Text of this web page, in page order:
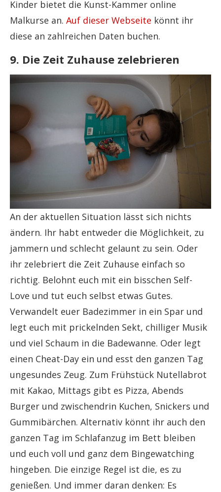
Kinder bietet die Kunst-Kammer online
Malkurse an. Auf dieser Webseite könnt ihr
diese an zahlreichen Daten buchen.
9. Die Zeit Zuhause zelebrieren
An der aktuellen Situation lässt sich nichts
ändern. Ihr habt entweder die Möglichkeit, zu
jammern und schlecht gelaunt zu sein. Oder
ihr zelebriert die Zeit Zuhause einfach so
richtig. Belohnt euch mit ein bisschen Self-
Love und tut euch selbst etwas Gutes.
Verwandelt euer Badezimmer in ein Spar und
legt euch mit prickelnden Sekt, chilliger Musik
und viel Schaum in die Badewanne. Oder legt
einen Cheat-Day ein und esst den ganzen Tag
ungesundes Zeug. Zum Frühstück Nutellabrot
mit Kakao, Mittags gibt es Pizza, Abends
Burger und zwischendrin Kuchen, Snickers und
Gummibärchen. Alternativ könnt ihr auch den
ganzen Tag im Schlafanzug im Bett bleiben
und euch voll und ganz dem Bingewatching
hingeben. Die einzige Regel ist die, es zu
genießen. Und immer daran denken: Es